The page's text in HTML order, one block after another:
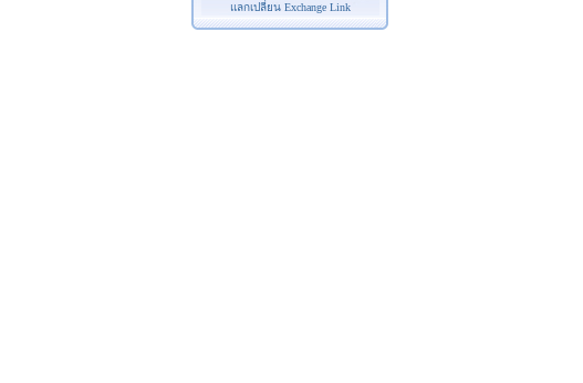
แลกเปลี่ยน Exchange Link